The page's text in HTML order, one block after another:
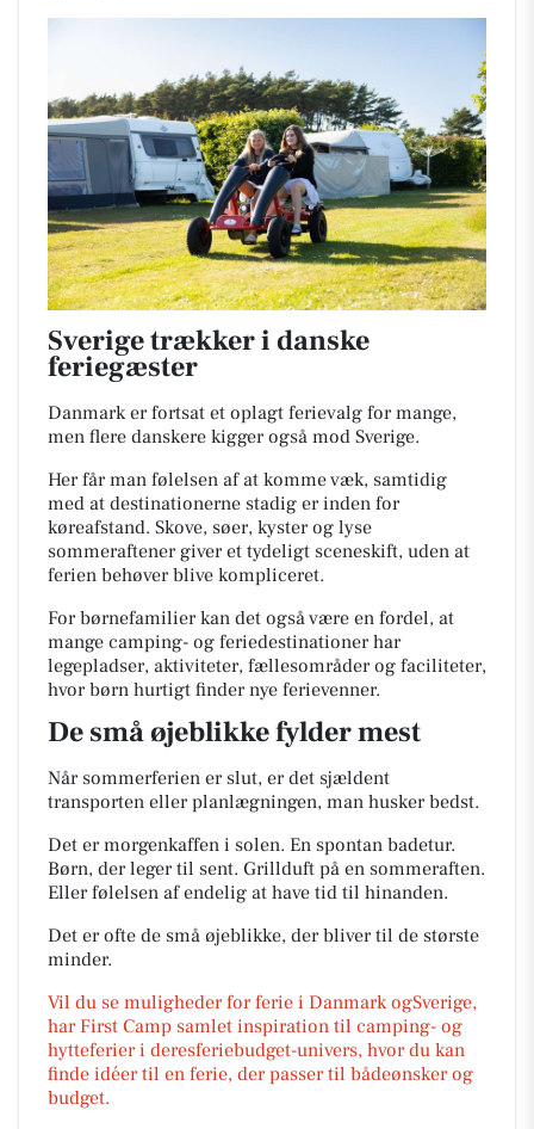
Sverige trækker i danske
feriegæster
Danmark er fortsat et oplagt ferievalg for mange,
men flere danskere kigger også mod Sverige.
Her får man følelsen af at komme væk, samtidig
med at destinationerne stadig er inden for
køreafstand. Skove, søer, kyster og lyse
sommeraftener giver et tydeligt sceneskift, uden at
ferien behøver blive kompliceret.
For børnefamilier kan det også være en fordel, at
mange camping- og feriedestinationer har
legepladser, aktiviteter, fællesområder og faciliteter,
hvor børn hurtigt finder nye ferievenner.
De små øjeblikke fylder mest
Når sommerferien er slut, er det sjældent
transporten eller planlægningen, man husker bedst.
Det er morgenkaffen i solen. En spontan badetur.
Børn, der leger til sent. Grillduft på en sommeraften.
Eller følelsen af endelig at have tid til hinanden.
Det er ofte de små øjeblikke, der bliver til de største
minder.
Vil du se muligheder for ferie i Danmark ogSverige,
har First Camp samlet inspiration til camping- og
hytteferier i deresferiebudget-univers, hvor du kan
finde idéer til en ferie, der passer til bådeønsker og
budget.